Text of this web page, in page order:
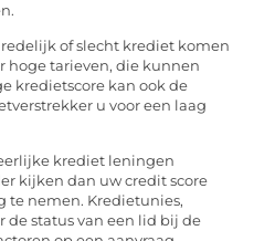
of slecht krediet komen
hoge tarieven, die kunnen
kredietscore kan ook de
u voor een laag
krediet leningen
kijken dan uw credit score
te nemen. Kredietunies,
de status van een lid bij de